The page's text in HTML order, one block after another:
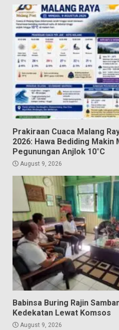
Prakiraan Cuaca Malang
2026: Hawa Bediding Makin
Pegunungan Anjlok 10°C
August 9, 2026
Babinsa Buring Rajin
Kedekatan Lewat Komsos
August 9, 2026